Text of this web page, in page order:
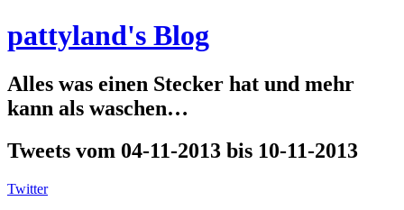
pattyland's Blog
Alles was einen Stecker hat und mehr
kann als waschen…
Tweets vom 04-11-2013 bis 10-11-2013
Twitter